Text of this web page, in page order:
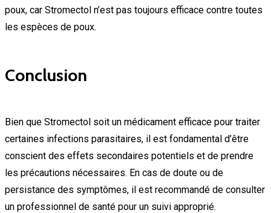
poux, car Stromectol n’est pas toujours efficace contre toutes
les espèces de poux.
Conclusion
Bien que Stromectol soit un médicament efficace pour traiter
certaines infections parasitaires, il est fondamental d’être
conscient des effets secondaires potentiels et de prendre
les précautions nécessaires. En cas de doute ou de
persistance des symptômes, il est recommandé de consulter
un professionnel de santé pour un suivi approprié.